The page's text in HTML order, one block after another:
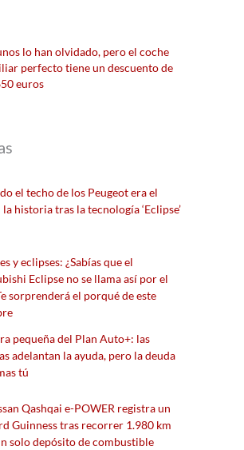
lo han olvidado, pero el coche
perfecto tiene un descuento de
euros
el techo de los Peugeot era el
historia tras la tecnología ‘Eclipse’
y eclipses: ¿Sabías que el
Eclipse no se llama así por el
sorprenderá el porqué de este
pequeña del Plan Auto+: las
adelantan la ayuda, pero la deuda
tú
Qashqai e-POWER registra un
Guinness tras recorrer 1.980 km
solo depósito de combustible